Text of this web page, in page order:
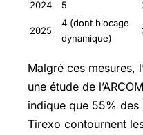
2024
5
2025
4 (dont blocage
dynamique)
Malgré ces mesures,
une étude de
indique que 55%
Tirexo contournent